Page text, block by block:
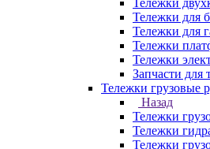
Тележки
Тележки для
Тележки для
Тележки
Тележки
Запчасти для
Тележки грузовые
Назад
Тележки
Тележки
Тележки